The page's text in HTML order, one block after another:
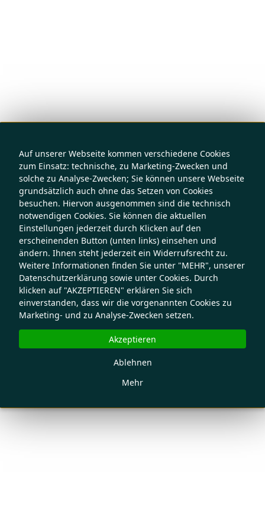
Auf unserer Webseite kommen verschiedene Cookies
zum Einsatz: technische, zu Marketing-Zwecken und
solche zu Analyse-Zwecken; Sie können unsere Webseite
grundsätzlich auch ohne das Setzen von Cookies
besuchen. Hiervon ausgenommen sind die technisch
notwendigen Cookies. Sie können die aktuellen
Einstellungen jederzeit durch Klicken auf den
erscheinenden Button (unten links) einsehen und
ändern. Ihnen steht jederzeit ein Widerrufsrecht zu.
Weitere Informationen finden Sie unter "MEHR", unserer
Datenschutzerklärung sowie unter Cookies. Durch
klicken auf "AKZEPTIEREN" erklären Sie sich
einverstanden, dass wir die vorgenannten Cookies zu
Marketing- und zu Analyse-Zwecken setzen.
Mehr
Ablehnen
Akzeptieren